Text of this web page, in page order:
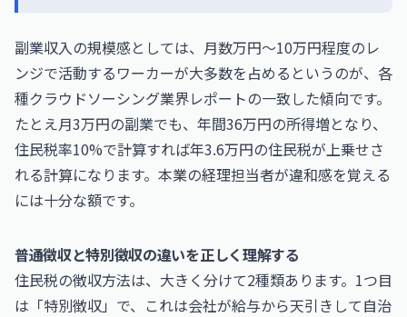
副業収入の規模感としては、月数万円〜10万円程度のレ
ンジで活動するワーカーが大多数を占めるというのが、各
種クラウドソーシング業界レポートの一致した傾向です。
たとえ月3万円の副業でも、年間36万円の所得増となり、
住民税率10%で計算すれば年3.6万円の住民税が上乗せさ
れる計算になります。本業の経理担当者が違和感を覚える
には十分な額です。
普通徴収と特別徴収の違いを正しく理解する
住民税の徴収方法は、大きく分けて2種類あります。1つ目
は「特別徴収」で、これは会社が給与から天引きして自治